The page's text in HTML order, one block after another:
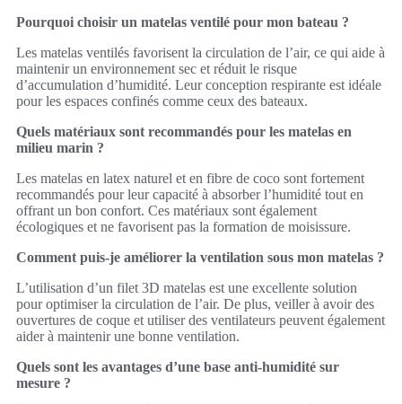
Pourquoi choisir un matelas ventilé pour mon bateau ?
Les matelas ventilés favorisent la circulation de l’air, ce qui aide à
maintenir un environnement sec et réduit le risque
d’accumulation d’humidité. Leur conception respirante est idéale
pour les espaces confinés comme ceux des bateaux.
Quels matériaux sont recommandés pour les matelas en
milieu marin ?
Les matelas en latex naturel et en fibre de coco sont fortement
recommandés pour leur capacité à absorber l’humidité tout en
offrant un bon confort. Ces matériaux sont également
écologiques et ne favorisent pas la formation de moisissure.
Comment puis-je améliorer la ventilation sous mon matelas ?
L’utilisation d’un filet 3D matelas est une excellente solution
pour optimiser la circulation de l’air. De plus, veiller à avoir des
ouvertures de coque et utiliser des ventilateurs peuvent également
aider à maintenir une bonne ventilation.
Quels sont les avantages d’une base anti-humidité sur
mesure ?